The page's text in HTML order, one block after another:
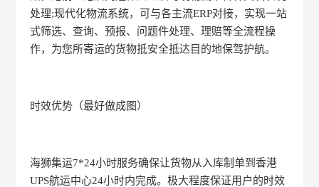
处理;现代化物流系统，可与各主流ERP对接，实现一站
式筛选、查询、预报、问题件处理、理赔等全流程操
作，为您所寄运的货物抵安全抵达目的地保驾护航。
时效优势（最好做成图）
海狮集运7*24小时服务确保让货物从入库制单到香港
UPS航运中心24小时内完成。极大程度保证用户的时效